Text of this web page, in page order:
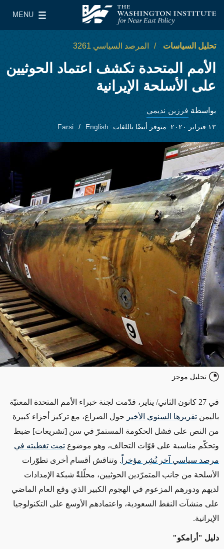
معهد واشنطن لسياسات الشرق الأدنى
MENU
Main Menu
تحليل السياسات المرصد السياسي 3261
الأمم المتحدة تكشف اعتماد الحوثيين
على الأسلحة الإيرانية
بواسطة فرزين نديمي
١٣ فبراير ٢٠٢٠ متوفر أيضًا باللغات: English
Farsi
تحليل موجز
في 27 كانون الثاني/ يناير، قدّمت لجنة خبراء الأمم المتحدة المعنيّة
باليمن تقريرها السنوي الأخير حول الصراع، مع تركيز أجزاء كبيرة
من النص على فشل الحكومة المستمرّ في سن [تشريعات] ضبط
وتحكّم مناسبة على قوّات التحالف، وهو موضوع تمت تغطيته في
مرصد سياسي آخر نُشِر مؤخراً . وتناقش أقسام أخرى تطوّرات
الأسلحة من جانب المتمرّدين الحوثيين، محلّلةً شبكة الإمدادات
لديهم ودورهم المزعوم في الهجوم الكبير الذي وقع العام الماضي
على منشآت النفط السعودية، واعتمادهم الأوسع على التكنولوجيا
الإيرانية.
دليل "أرامكو"